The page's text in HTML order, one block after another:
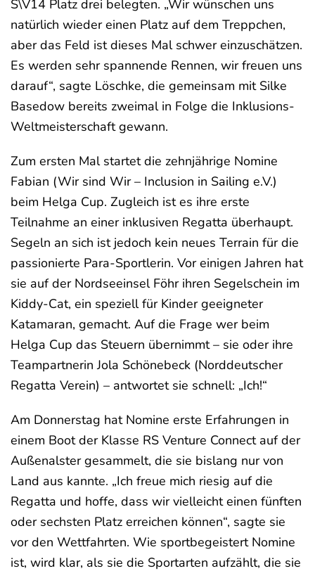
S\V14 Platz drei belegten. „Wir wünschen uns
natürlich wieder einen Platz auf dem Treppchen,
aber das Feld ist dieses Mal schwer einzuschätzen.
Es werden sehr spannende Rennen, wir freuen uns
darauf“, sagte Löschke, die gemeinsam mit Silke
Basedow bereits zweimal in Folge die Inklusions-
Weltmeisterschaft gewann.
Zum ersten Mal startet die zehnjährige Nomine
Fabian (Wir sind Wir – Inclusion in Sailing e.V.)
beim Helga Cup. Zugleich ist es ihre erste
Teilnahme an einer inklusiven Regatta überhaupt.
Segeln an sich ist jedoch kein neues Terrain für die
passionierte Para-Sportlerin. Vor einigen Jahren hat
sie auf der Nordseeinsel Föhr ihren Segelschein im
Kiddy-Cat, ein speziell für Kinder geeigneter
Katamaran, gemacht. Auf die Frage wer beim
Helga Cup das Steuern übernimmt – sie oder ihre
Teampartnerin Jola Schönebeck (Norddeutscher
Regatta Verein) – antwortet sie schnell: „Ich!“
Am Donnerstag hat Nomine erste Erfahrungen in
einem Boot der Klasse RS Venture Connect auf der
Außenalster gesammelt, die sie bislang nur von
Land aus kannte. „Ich freue mich riesig auf die
Regatta und hoffe, dass wir vielleicht einen fünften
oder sechsten Platz erreichen können“, sagte sie
vor den Wettfahrten. Wie sportbegeistert Nomine
ist, wird klar, als sie die Sportarten aufzählt, die sie